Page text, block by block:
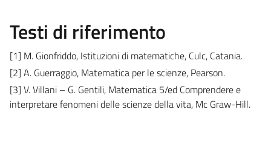
Testi di riferimento
[1] M. Gionfriddo, Istituzioni di matematiche, Culc, Catania.
[2] A. Guerraggio, Matematica per le scienze, Pearson.
[3] V. Villani – G. Gentili, Matematica 5/ed Comprendere e
interpretare fenomeni delle scienze della vita, Mc Graw-Hill.